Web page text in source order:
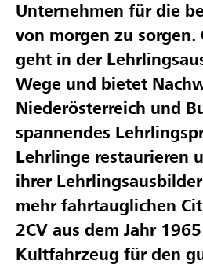
Unternehmen für die
von morgen zu sorgen.
geht in der
Wege und bietet
Niederösterreich und
spannendes
Lehrlinge restaurieren
ihrer
mehr fahrtauglichen
2CV aus dem Jahr
Kultfahrzeug für den